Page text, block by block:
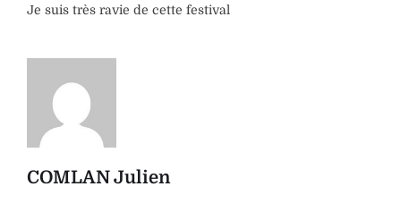
Je suis très ravie de cette festival
COMLAN Julien